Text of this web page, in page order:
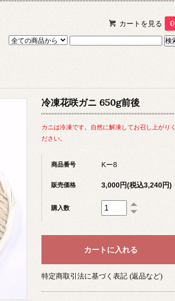
カートを見る 0
冷凍花咲ガニ 650g前後
カニは冷凍です。自然に解凍してお召し上がりく
ださい。
商品番号 Kー8
販売価格 3,000円(税込3,240円)
購入数
特定商取引法に基づく表記 (返品など)